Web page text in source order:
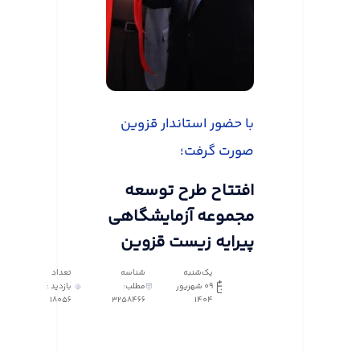
با حضور استاندار قزوین
صورت گرفت؛
افتتاح طرح توسعه
مجموعه آزمایشگاهی
پیرایه زیست قزوین
یک‌شنبه
09 شهریور
1404
شناسه
مطلب:
3258466
تعداد
بازدید :
18056